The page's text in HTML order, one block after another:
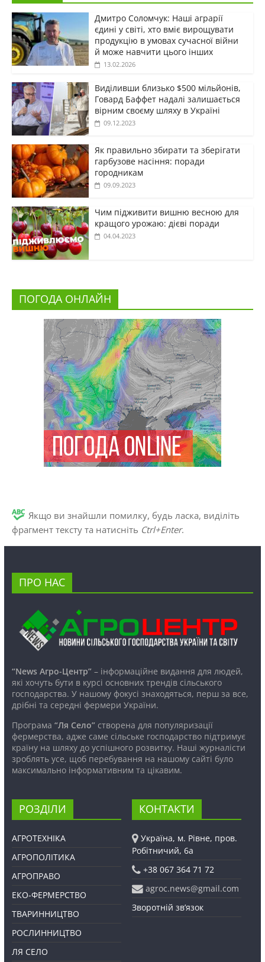
Дмитро Соломчук: Наші аграрії
єдині у світі, хто вміє вирощувати
продукцію в умовах сучасної війни
й може навчити цього інших
13.02.2026
Виділивши близько $500 мільйонів,
Говард Баффет надалі залишається
вірним своєму шляху в Україні
09.12.2023
Як правильно збирати та зберігати
гарбузове насіння: поради
городникам
09.09.2023
Чим підживити вишню весною для
кращого урожаю: дієві поради
04.04.2023
ПОГОДА ОНЛАЙН
Якщо ви знайшли помилку, будь ласка, виділіть
фрагмент тексту та натисніть Ctrl+Enter.
ПРО НАС
“News Агро-Центр”– інформаційне видання для людей,
які хочуть бути в курсі основних трендів сільського
господарства. У нашому фокусі знаходяться, перш за все,
дрібні та середні фермери України.
Програма “Ля Село”створена для популяризації
фермерства, адже саме сільське господарство підтримує
країну на шляху до успішного розвитку. Наші журналісти
зроблять усе, щоб перебування на нашому сайті було
максимально інформативним та цікавим.
РОЗДІЛИ
АГРОТЕХНІКА
АГРОПОЛІТИКА
АГРОПРАВО
ЕКО-ФЕРМЕРСТВО
ТВАРИННИЦТВО
РОСЛИННИЦТВО
ЛЯ СЕЛО
КОНТАКТИ
Україна, м. Рівне, пров.
Робітничий, 6а
+38 067 364 71 72
agroc.news@gmail.com
Зворотній зв’язок